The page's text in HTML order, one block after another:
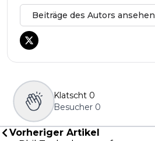
Beiträge des Autors ansehen
Klatscht 0
Besucher 0
Vorheriger Artikel